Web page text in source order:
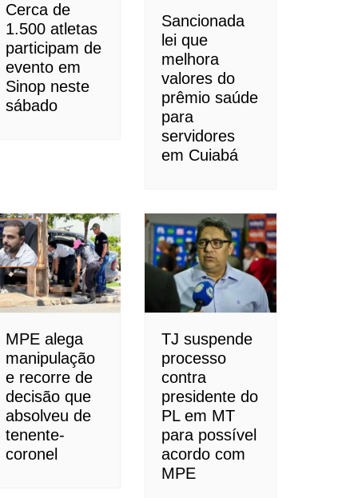
Cerca de
1.500 atletas
participam de
evento em
Sinop neste
sábado
Sancionada
lei que
melhora
valores do
prêmio saúde
para
servidores
em Cuiabá
MPE alega
manipulação
e recorre de
decisão que
absolveu de
tenente-
coronel
TJ suspende
processo
contra
presidente do
PL em MT
para possível
acordo com
MPE